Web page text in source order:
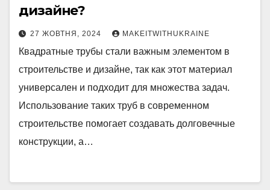
дизайне?
27 ЖОВТНЯ, 2024 MAKEITWITHUKRAINE
Квадратные трубы стали важным элементом в
строительстве и дизайне, так как этот материал
универсален и подходит для множества задач.
Использование таких труб в современном
строительстве помогает создавать долговечные
конструкции, а…